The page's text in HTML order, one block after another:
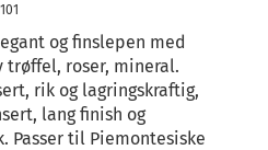
og finslepen med
trøffel, roser, mineral.
rik og lagringskraftig,
lang finish og
Passer til Piemontesiske